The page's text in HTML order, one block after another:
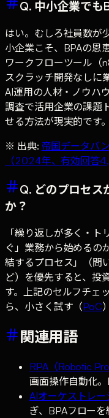
Q. 中小企業でも
はい。むしろ社員数が
小企業こそ、BPAの恩
ワークフローツール（
スクラッチ開発なしに
AI運用の人材・ノウハ
調査で活用企業の課題
せる方法が現実的です。
※ 出典: 帝国データバ
（2024年、有効回答
Q. どのプロセス
か？
「繰り返しが多く・
ぐ」業務から始めるの
結するプロセス」（問
ど）を優先すると、投
す。上記のセルフチェ
ら、小さく試す（PoC
関連用語
RPA（Robotic
画面操作自動化
AIオーケストレー
ぎ、BPAフロー